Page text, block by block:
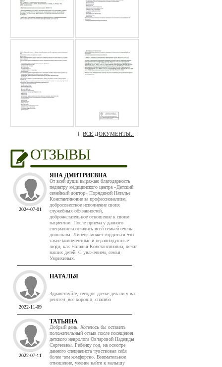
[ ВСЕ ДОКУМЕНТЫ.. ]
ОТЗЫВЫ
2024-07-01
ЯНА ДМИТРИЕВНА
От всей души выражаю благодарность
педиатру медицинского центра «Детский
семейный доктор» Порядиной Наталье
Константиновне за профессионализм,
добросовестное исполнение своих
служебных обязанностей,
доброжелательное отношение к своим
пациентам. После приема у данного
специалиста остались всей семьей очень
довольны. Липецк может гордиться что
такие компетентные и неравнодушные
люди, как Наталья Константиновна, лечат
наших детей. С уважением, семья
Умрихиных.
2022-11-09
НАТАЛЬЯ
Здравствуйте, сегодня дочке делали у вас
рентген ,всё хорошо, спасибо
2022-07-11
ТАТЬЯНА
Добрый день. Хотелось бы оставить
положительный отзыв после посещения
детского невролога Овчаровой Надежды
Сергеевны. Ребёнку год, на осмотре
данного специалиста чувствовал себя
более чем комфортно. Внимательное
отношение, умение найти к малышу